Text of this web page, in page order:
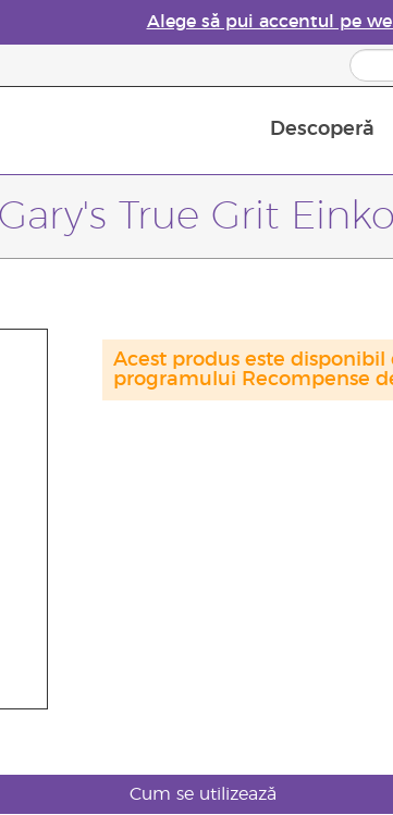
Alege să pui accentul pe
Descoperă
Gary's True Grit
Acest produs este
programului Recompense
Cum se utilizează